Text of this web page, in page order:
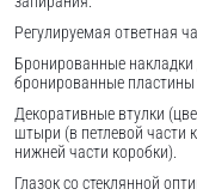
Регулируемая ответная
Бронированные
бронированные
Декоративные втулки
штыри (в петлевой части
нижней части коробки).
Глазок со стеклянной